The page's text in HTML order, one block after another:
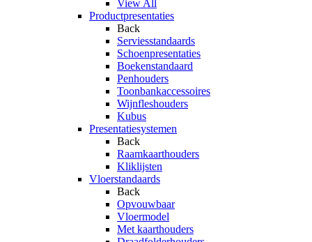
View All
Productpresentaties
Back
Serviesstandaards
Schoenpresentaties
Boekenstandaard
Penhouders
Toonbankaccessoires
Wijnfleshouders
Kubus
Presentatiesystemen
Back
Raamkaarthouders
Kliklijsten
Vloerstandaards
Back
Opvouwbaar
Vloermodel
Met kaarthouders